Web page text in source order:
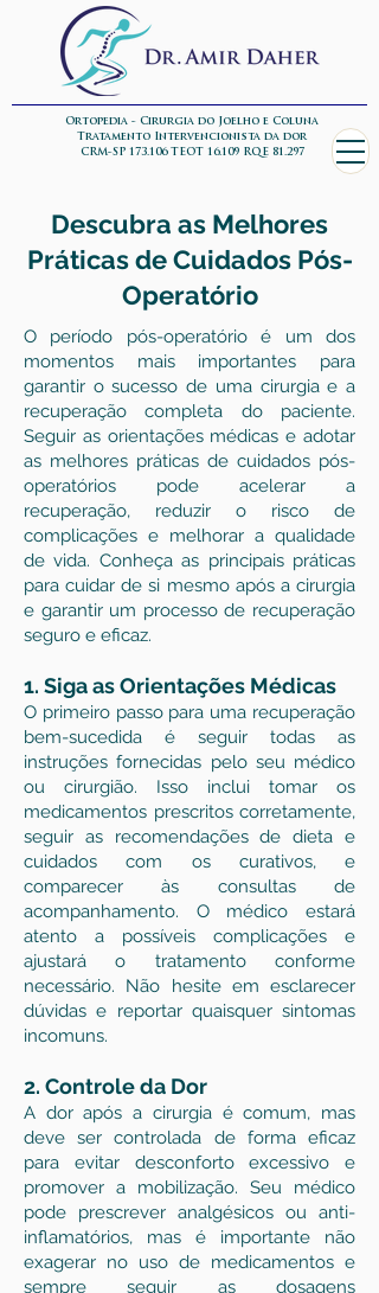
Ortopedia - Cirurgia do Joelho e Coluna
Tratamento Intervencionista da dor
CRM-SP 173.106 TEOT 16.109 RQE 81.297
Descubra as Melhores
Práticas de Cuidados Pós-
Operatório
O período pós-operatório é um dos
momentos mais importantes para
garantir o sucesso de uma cirurgia e a
recuperação completa do paciente.
Seguir as orientações médicas e adotar
as melhores práticas de cuidados pós-
operatórios pode acelerar a
recuperação, reduzir o risco de
complicações e melhorar a qualidade
de vida. Conheça as principais práticas
para cuidar de si mesmo após a cirurgia
e garantir um processo de recuperação
seguro e eficaz.
1. Siga as Orientações Médicas
O primeiro passo para uma recuperação
bem-sucedida é seguir todas as
instruções fornecidas pelo seu médico
ou cirurgião. Isso inclui tomar os
medicamentos prescritos corretamente,
seguir as recomendações de dieta e
cuidados com os curativos, e
comparecer às consultas de
acompanhamento. O médico estará
atento a possíveis complicações e
ajustará o tratamento conforme
necessário. Não hesite em esclarecer
dúvidas e reportar quaisquer sintomas
incomuns.
2. Controle da Dor
A dor após a cirurgia é comum, mas
deve ser controlada de forma eficaz
para evitar desconforto excessivo e
promover a mobilização. Seu médico
pode prescrever analgésicos ou anti-
inflamatórios, mas é importante não
exagerar no uso de medicamentos e
sempre seguir as dosagens